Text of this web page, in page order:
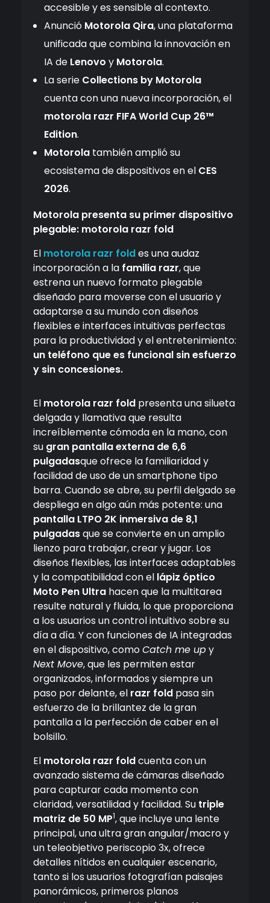
accesible y es sensible al contexto.
Anunció Motorola Qira, una plataforma
unificada que combina la innovación en
IA de Lenovo y Motorola.
La serie Collections by Motorola
cuenta con una nueva incorporación, el
motorola razr FIFA World Cup 26™
Edition.
Motorolatambién amplió su
ecosistema de dispositivos en el CES
2026.
Motorola presenta su primer dispositivo
plegable: motorola razr fold
El motorola razr foldes una audaz
incorporación a la familia razr, que
estrena un nuevo formato plegable
diseñado para moverse con el usuario y
adaptarse a su mundo con diseños
flexibles e interfaces intuitivas perfectas
para la productividad y el entretenimiento:
un teléfono que es funcional sin esfuerzo
y sin concesiones.
El motorola razr fold presenta una silueta
delgada y llamativa que resulta
increíblemente cómoda en la mano, con
su gran pantalla externa de 6,6
pulgadasque ofrece la familiaridad y
facilidad de uso de un smartphone tipo
barra. Cuando se abre, su perfil delgado se
despliega en algo aún más potente: una
pantalla LTPO 2K inmersiva de 8,1
pulgadasque se convierte en un amplio
lienzo para trabajar, crear y jugar. Los
diseños flexibles, las interfaces adaptables
y la compatibilidad con el lápiz óptico
Moto Pen Ultra hacen que la multitarea
resulte natural y fluida, lo que proporciona
a los usuarios un control intuitivo sobre su
día a día. Y con funciones de IA integradas
en el dispositivo, comoCatch me upy
Next Move, que les permiten estar
organizados, informados y siempre un
paso por delante, el razr fold pasa sin
esfuerzo de la brillantez de la gran
pantalla a la perfección de caber en el
bolsillo.
El motorola razr foldcuenta con un
avanzado sistema de cámaras diseñado
para capturar cada momento con
claridad, versatilidad y facilidad. Su triple
matriz de 50 MP1, que incluye una lente
principal, una ultra gran angular/macro y
un teleobjetivo periscopio 3x, ofrece
detalles nítidos en cualquier escenario,
tanto si los usuarios fotografían paisajes
panorámicos, primeros planos